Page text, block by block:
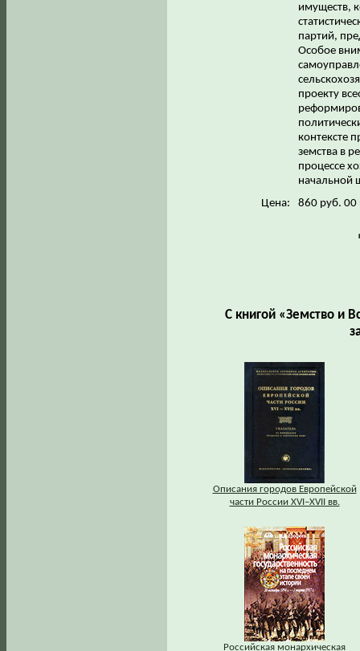
имуществ,
партий,
Особое
проекту
контексте
земства в
процессе
начальной
Цена:
860 руб. 00
С книгой «Земство и
Описания городов Европейской
части России XVI–XVII вв.
Российская монархическая